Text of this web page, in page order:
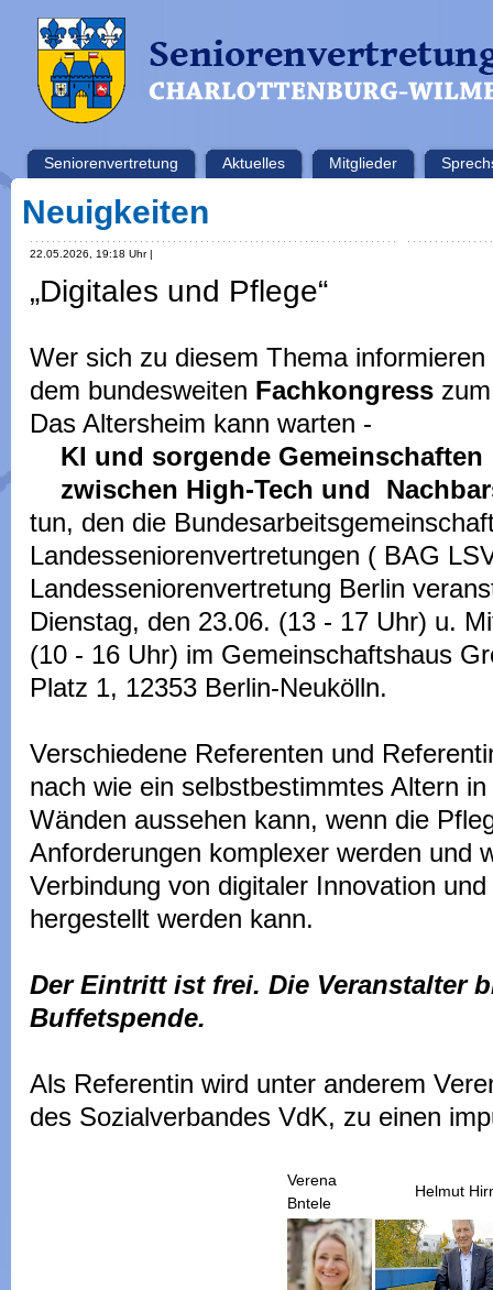
Seniorenvertretung Aktuelles Mitglieder
Neuigkeiten
22.05.2026, 19:18 Uhr |
„Digitales und Pflege“
Wer sich zu diesem Thema
dem bundesweiten Fachkongress
Das Altersheim kann warten -
KI und sorgende Gemeinschaften
zwischen High-Tech und
tun, den die
Landesseniorenvertretungen ( BAG
Landesseniorenvertretung Berlin
Dienstag, den 23.06. (13 - 17 Uhr) u.
(10 - 16 Uhr) im Gemeinschaftshaus
Platz 1, 12353 Berlin-Neukölln.
Verschiedene Referenten und
nach wie ein selbstbestimmtes Altern
Wänden aussehen kann, wenn die
Anforderungen komplexer werden und
Verbindung von digitaler Innovation
hergestellt werden kann.
Der Eintritt ist frei. Die Veranstalter
Buffetspende.
Als Referentin wird unter anderem
des Sozialverbandes VdK, zu einen
Verena
Bntele
Helmut